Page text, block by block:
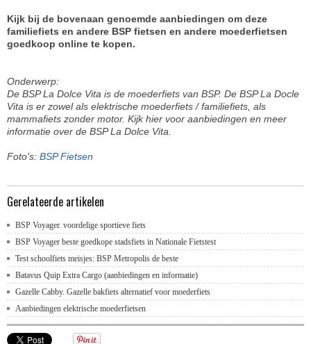
Kijk bij de bovenaan genoemde aanbiedingen om deze
familiefiets en andere BSP fietsen en andere moederfietsen
goedkoop online te kopen.
Onderwerp:
De BSP La Dolce Vita is de moederfiets van BSP. De BSP La Docle
Vita is er zowel als elektrische moederfiets / familiefiets, als
mammafiets zonder motor. Kijk hier voor aanbiedingen en meer
informatie over de BSP La Dolce Vita.
Foto's: BSP Fietsen
Gerelateerde artikelen
BSP Voyager. voordelige sportieve fiets
BSP Voyager beste goedkope stadsfiets in Nationale Fietstest
Test schoolfiets meisjes: BSP Metropolis de beste
Batavus Quip Extra Cargo (aanbiedingen en informatie)
Gazelle Cabby. Gazelle bakfiets alternatief voor moederfiets
Aanbiedingen elektrische moederfietsen